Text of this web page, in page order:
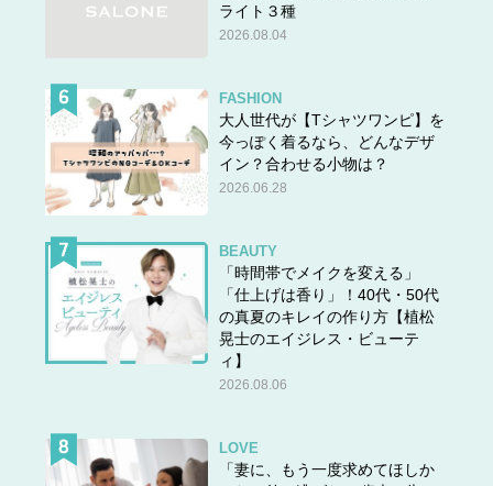
マンガ100人の更年期①』天野こひつじ・著 880円＋
各電子書店で好評発売中。
Kindle Unlimited会員なら無料で読めます！→こちらから
ライト３種
2026.08.04
FASHION
大人世代が【Tシャツワンピ】を
今っぽく着るなら、どんなデザ
イン？合わせる小物は？
2026.06.28
BEAUTY
「時間帯でメイクを変える」
「仕上げは香り」！40代・50代
の真夏のキレイの作り方【植松
晃士のエイジレス・ビューテ
ィ】
2026.08.06
LOVE
「妻に、もう一度求めてほしか